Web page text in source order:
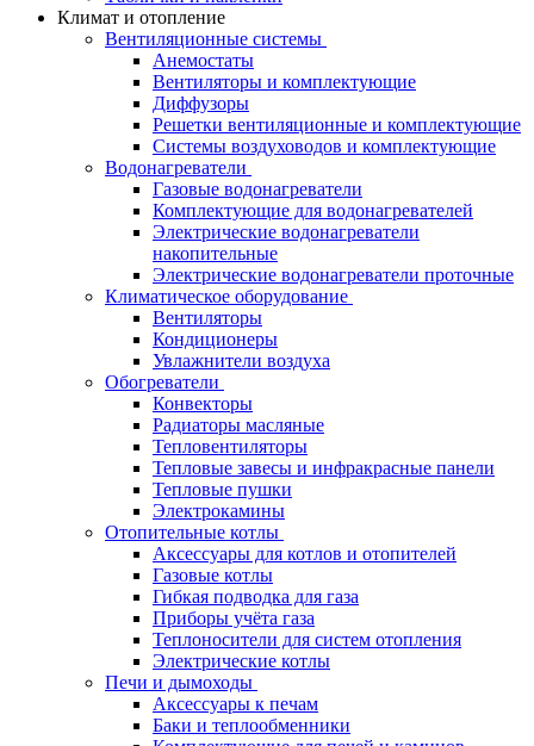
Климат и отопление
Вентиляционные системы
Анемостаты
Вентиляторы и комплектующие
Диффузоры
Решетки вентиляционные и комплектующие
Системы воздуховодов и комплектующие
Водонагреватели
Газовые водонагреватели
Комплектующие для водонагревателей
Электрические водонагреватели
накопительные
Электрические водонагреватели проточные
Климатическое оборудование
Вентиляторы
Кондиционеры
Увлажнители воздуха
Обогреватели
Конвекторы
Радиаторы масляные
Тепловентиляторы
Тепловые завесы и инфракрасные панели
Тепловые пушки
Электрокамины
Отопительные котлы
Аксессуары для котлов и отопителей
Газовые котлы
Гибкая подводка для газа
Приборы учёта газа
Теплоносители для систем отопления
Электрические котлы
Печи и дымоходы
Аксессуары к печам
Баки и теплообменники